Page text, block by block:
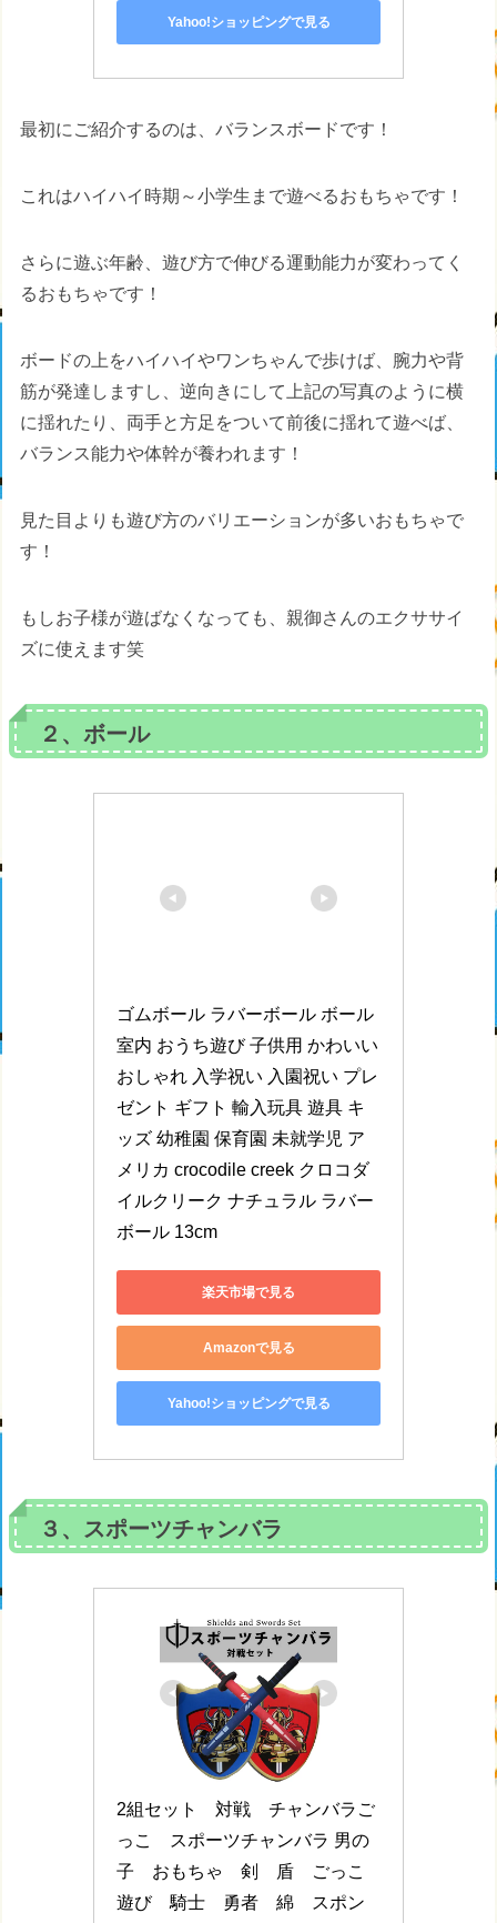
Yahoo!ショッピングで見る
最初にご紹介するのは、バランスボードです！
これはハイハイ時期～小学生まで遊べるおもちゃです！
さらに遊ぶ年齢、遊び方で伸びる運動能力が変わってく
るおもちゃです！
ボードの上をハイハイやワンちゃんで歩けば、腕力や背
筋が発達しますし、逆向きにして上記の写真のように横
に揺れたり、両手と方足をついて前後に揺れて遊べば、
バランス能力や体幹が養われます！
見た目よりも遊び方のバリエーションが多いおもちゃで
す！
もしお子様が遊ばなくなっても、親御さんのエクササイ
ズに使えます笑
２、ボール
ゴムボール ラバーボール ボール
室内 おうち遊び 子供用 かわいい
おしゃれ 入学祝い 入園祝い プレ
ゼント ギフト 輸入玩具 遊具 キ
ッズ 幼稚園 保育園 未就学児 ア
メリカ crocodile creek クロコダ
イルクリーク ナチュラル ラバー
ボール 13cm
楽天市場で見る
Amazonで見る
Yahoo!ショッピングで見る
３、スポーツチャンバラ
2組セット　対戦　チャンバラご
っこ　スポーツチャンバラ 男の
子　おもちゃ　剣　盾　ごっこ
遊び　騎士　勇者　綿　スポン